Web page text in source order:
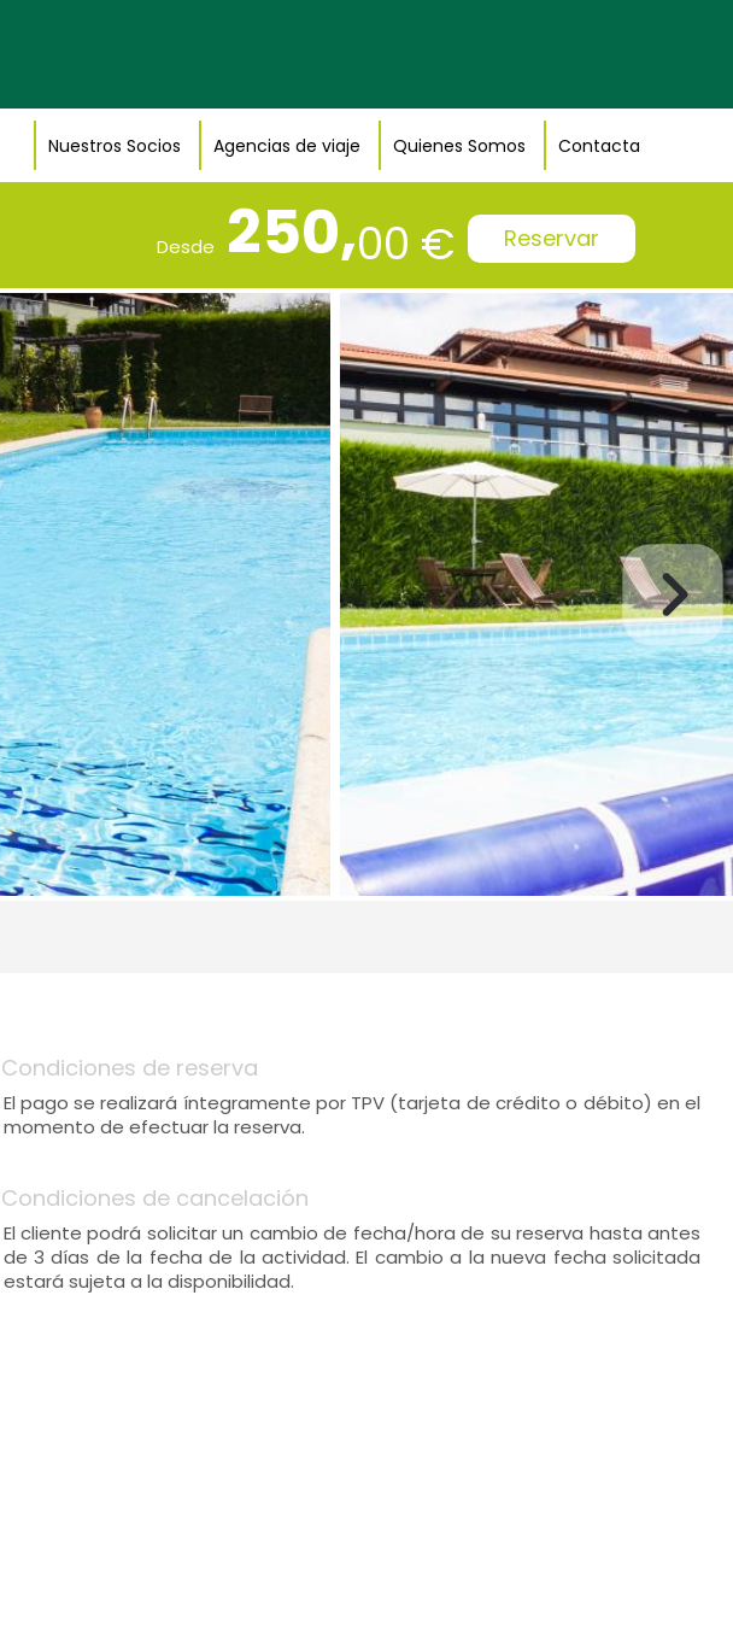
Nuestros Socios Agencias de viaje Quienes Somos Contacta
Desde 250,00 € Reservar
Condiciones de reserva
El pago se realizará íntegramente por TPV (tarjeta de crédito o débito) en el
momento de efectuar la reserva.
Condiciones de cancelación
El cliente podrá solicitar un cambio de fecha/hora de su reserva hasta antes
de 3 días de la fecha de la actividad. El cambio a la nueva fecha solicitada
estará sujeta a la disponibilidad.